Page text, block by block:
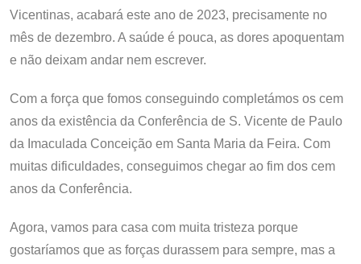
Vicentinas, acabará este ano de 2023, precisamente no
mês de dezembro. A saúde é pouca, as dores apoquentam
e não deixam andar nem escrever.
Com a força que fomos conseguindo completámos os cem
anos da existência da Conferência de S. Vicente de Paulo
da Imaculada Conceição em Santa Maria da Feira. Com
muitas dificuldades, conseguimos chegar ao fim dos cem
anos da Conferência.
Agora, vamos para casa com muita tristeza porque
gostaríamos que as forças durassem para sempre, mas a